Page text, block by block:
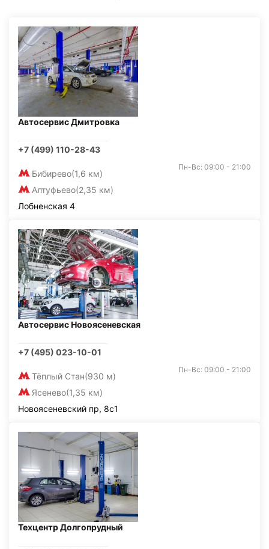
Автосервис Дмитровка
+7 (499) 110-28-43
Бибирево(1,6 км)
Алтуфьево(2,35 км)
Пн-Вс: 09:00 - 21:00
Лобненская 4
Автосервис Новоясеневская
+7 (495) 023-10-01
Тёплый Стан(930 м)
Ясенево(1,35 км)
Пн-Вс: 09:00 - 21:00
Новоясеневский пр, 8с1
Техцентр Долгопрудный